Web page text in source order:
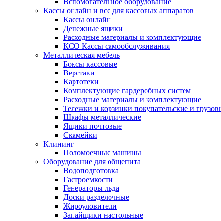
Вспомогательное оборудование
Кассы онлайн и все для кассовых аппаратов
Кассы онлайн
Денежные ящики
Расходные материалы и комплектующие
КСО Кассы самообслуживания
Металлическая мебель
Боксы кассовые
Верстаки
Картотеки
Комплектующие гардеробных систем
Расходные материалы и комплектующие
Тележки и корзинки покупательские и
Шкафы металлические
Ящики почтовые
Скамейки
Клининг
Поломоечные машины
Оборудование для общепита
Водоподготовка
Гастроемкости
Генераторы льда
Доски разделочные
Жироуловители
Запайщики настольные